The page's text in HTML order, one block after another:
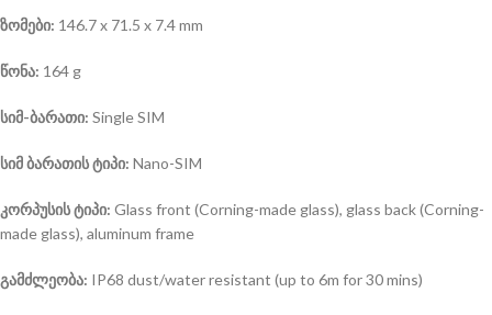
ზომები: 146.7 x 71.5 x 7.4 mm
წონა: 164 g
სიმ-ბარათი: Single SIM
სიმ ბარათის ტიპი: Nano-SIM
კორპუსის ტიპი: Glass front (Corning-made glass), glass back (Corning-
made glass), aluminum frame
გამძლეობა: IP68 dust/water resistant (up to 6m for 30 mins)